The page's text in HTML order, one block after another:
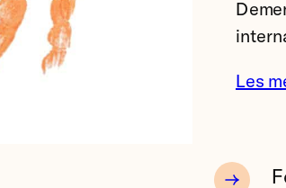
Les